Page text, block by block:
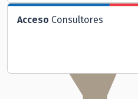
Acceso Consultores